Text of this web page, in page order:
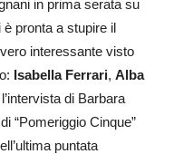
in prima serata su
è pronta a stupire il
interessante visto
Isabella Ferrari, Alba
di Barbara
“Pomeriggio Cinque”
puntata